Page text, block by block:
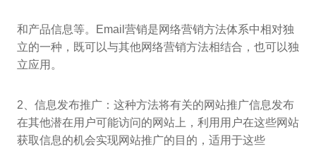
和产品信息等。Email营销是网络营销方法体系中相对独
立的一种，既可以与其他网络营销方法相结合，也可以独
立应用。
2、信息发布推广：这种方法将有关的网站推广信息发布
在其他潜在用户可能访问的网站上，利用用户在这些网站
获取信息的机会实现网站推广的目的，适用于这些